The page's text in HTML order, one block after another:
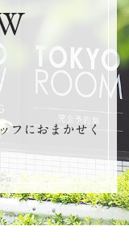
フにおまかせく